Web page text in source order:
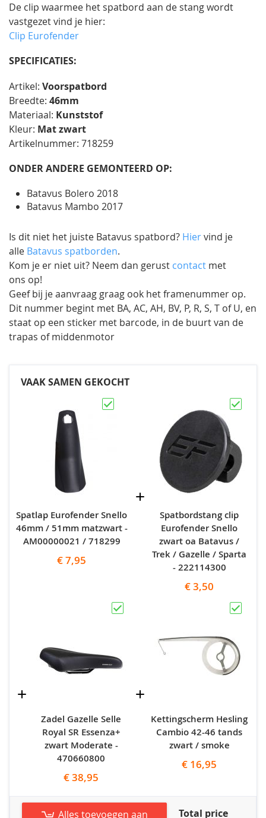
De clip waarmee het spatbord aan de stang wordt
vastgezet vind je hier:
Clip Eurofender
SPECIFICATIES:
Artikel: Voorspatbord
Breedte: 46mm
Materiaal: Kunststof
Kleur: Mat zwart
Artikelnummer: 718259
ONDER ANDERE GEMONTEERD OP:
Batavus Bolero 2018
Batavus Mambo 2017
Is dit niet het juiste Batavus spatbord? Hiervind je
alle Batavus spatborden.
Kom je er niet uit? Neem dan gerust contact met
ons op!
Geef bij je aanvraag graag ook het framenummer op.
Dit nummer begint met BA, AC, AH, BV, P, R, S, T of U, en
staat op een sticker met barcode, in de buurt van de
trapas of middenmotor
VAAK SAMEN GEKOCHT
Spatlap Eurofender Snello
46mm / 51mm matzwart -
AM00000021 / 718299
€ 7,95
Spatbordstang clip
Eurofender Snello
zwart oa Batavus /
Trek / Gazelle / Sparta
- 222114300
€ 3,50
Zadel Gazelle Selle
Royal SR Essenza+
zwart Moderate -
470660800
€ 38,95
Kettingscherm Hesling
Cambio 42-46 tands
zwart / smoke
€ 16,95
Alles toevoegen aan Total price